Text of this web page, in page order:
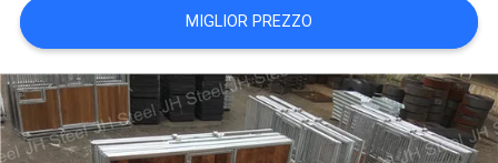
NORME
SULLA
PRIVACY
MIGLIOR PREZZO